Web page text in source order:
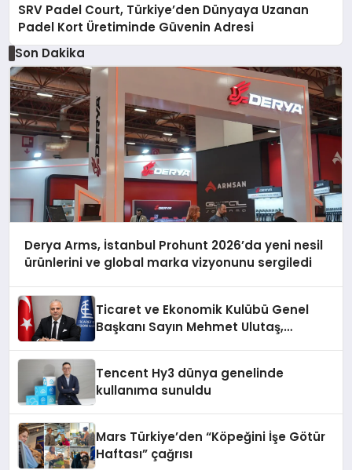
SRV Padel Court, Türkiye’den Dünyaya Uzanan
Padel Kort Üretiminde Güvenin Adresi
Son Dakika
Derya Arms, İstanbul Prohunt 2026’da yeni nesil
ürünlerini ve global marka vizyonunu sergiledi
Ticaret ve Ekonomik Kulübü Genel
Başkanı Sayın Mehmet Ulutaş,
Tencent Hy3 dünya genelinde
kullanıma sunuldu
Mars Türkiye’den “Köpeğini İşe Götür
Haftası” çağrısı